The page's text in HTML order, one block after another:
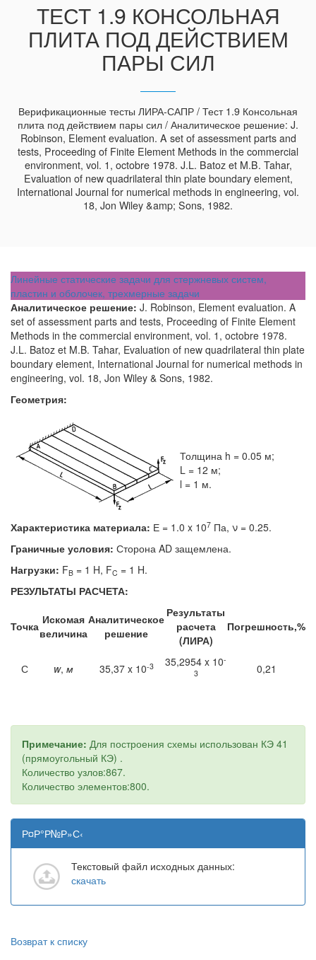
ТЕСТ 1.9 КОНСОЛЬНАЯ
ПЛИТА ПОД ДЕЙСТВИЕМ
ПАРЫ СИЛ
Верификационные тесты ЛИРА-САПР / Тест 1.9 Консольная
плита под действием пары сил / Аналитическое решение: J.
Robinson, Element evaluation. A set of assessment parts and
tests, Proceeding of Finite Element Methods in the commercial
environment, vol. 1, octobre 1978. J.L. Batoz et M.B. Tahar,
Evaluation of new quadrilateral thin plate boundary element,
International Journal for numerical methods in engineering, vol.
18, Jon Wiley &amp; Sons, 1982.
Линейные статические задачи для стержневых систем,
пластин и оболочек, трехмерные задачи
Аналитическое решение: J. Robinson, Element evaluation. A
set of assessment parts and tests, Proceeding of Finite Element
Methods in the commercial environment, vol. 1, octobre 1978.
J.L. Batoz et M.B. Tahar, Evaluation of new quadrilateral thin plate
boundary element, International Journal for numerical methods in
engineering, vol. 18, Jon Wiley & Sons, 1982.
Геометрия:
Толщина h = 0.05 м;
L = 12 м;
l = 1 м.
Характеристика материала: Е = 1.0 x 107 Па, ν = 0.25.
Граничные условия: Сторона AD защемлена.
Нагрузки: FB = 1 H, FC = 1 H.
РЕЗУЛЬТАТЫ РАСЧЕТА:
Точка Искомая
величина
Аналитическое
решение
Результаты
расчета
(ЛИРА)
Погрешность,%
С w, м 35,37 x 10-3 35,2954 x 10-
3
0,21
Примечание: Для построения схемы использован КЭ 41
(прямоугольный КЭ) .
Количество узлов:867.
Количество элементов:800.
Р¤Р°Р№Р»С‹
Текстовый файл исходных данных:
скачать
Возврат к списку